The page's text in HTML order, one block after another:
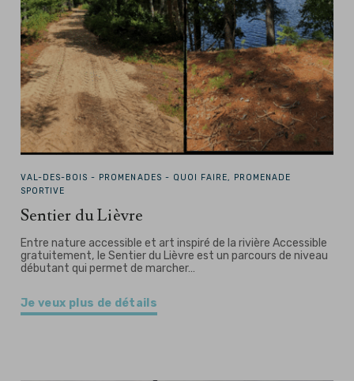
VAL-DES-BOIS - PROMENADES - QUOI FAIRE, PROMENADE
SPORTIVE
Sentier du Lièvre
Entre nature accessible et art inspiré de la rivière Accessible
gratuitement, le Sentier du Lièvre est un parcours de niveau
débutant qui permet de marcher…
Je veux plus de détails